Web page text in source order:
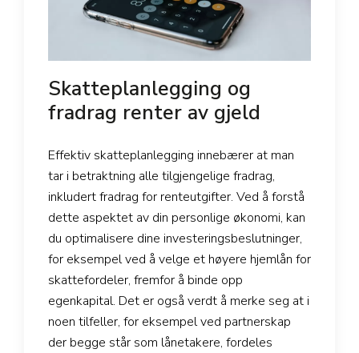
Skatteplanlegging og
fradrag renter av gjeld
Effektiv skatteplanlegging innebærer at man
tar i betraktning alle tilgjengelige fradrag,
inkludert fradrag for renteutgifter. Ved å forstå
dette aspektet av din personlige økonomi, kan
du optimalisere dine investeringsbeslutninger,
for eksempel ved å velge et høyere hjemlån for
skattefordeler, fremfor å binde opp
egenkapital. Det er også verdt å merke seg at i
noen tilfeller, for eksempel ved partnerskap
der begge står som lånetakere, fordeles